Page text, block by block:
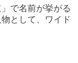
で名前が挙がる
として、ワイド